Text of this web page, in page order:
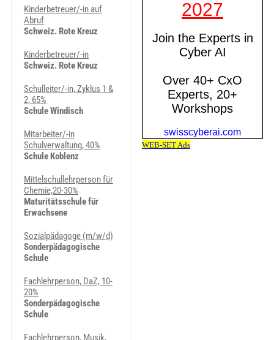
Kinderbetreuer/-in auf
Abruf
Schweiz. Rote Kreuz
Kinderbetreuer/-in
Schweiz. Rote Kreuz
Schulleiter/-in, Zyklus 1 &
2, 65%
Schule Windisch
Mitarbeiter/-in
Schulverwaltung, 40%
Schule Koblenz
Mittelschullehrperson für
Chemie,20-30%
Maturitätsschule für
Erwachsene
Sozialpädagoge (m/w/d)
Sonderpädagogische
Schule
Fachlehrperson, DaZ, 10-
20%
Sonderpädagogische
Schule
Fachlehrperson, Musik,